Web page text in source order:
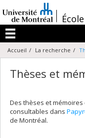
au
contenu
/
Menu
Accueil La recherche
Thèses et
Des thèses et
consultables dans
de Montréal.